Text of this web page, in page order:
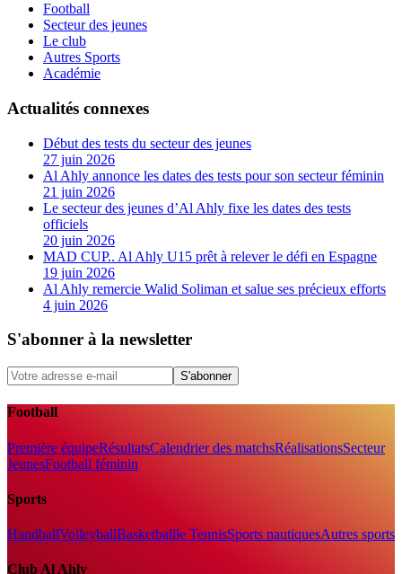
Football
Secteur des jeunes
Le club
Autres Sports
Académie
Actualités connexes
Début des tests du secteur des jeunes
27 juin 2026
Al Ahly annonce les dates des tests pour son secteur féminin
21 juin 2026
Le secteur des jeunes d’Al Ahly fixe les dates des tests
officiels
20 juin 2026
MAD CUP.. Al Ahly U15 prêt à relever le défi en Espagne
19 juin 2026
Al Ahly remercie Walid Soliman et salue ses précieux efforts
4 juin 2026
S'abonner à la newsletter
S'abonner
Football
Première équipeRésultatsCalendrier des matchsRéalisationsSecteur
JeunesFootball féminin
Sports
HandballVolleyballBasketballle TennisSports nautiquesAutres sports
Club Al Ahly